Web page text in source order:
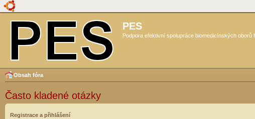
PES
Podpora efektivní spolupráce biomedicínských
Obsah fóra
Často kladené otázky
Registrace a přihlášení